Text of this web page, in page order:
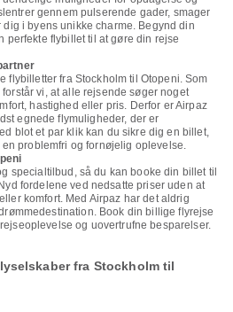
gennem pulserende gader, smager
i byens unikke charme. Begynd din
perfekte flybillet til at gøre din rejse
flybilletter fra Stockholm til Otopeni. Som
vi, at alle rejsende søger noget
hastighed eller pris. Derfor er Airpaz
egnede flymuligheder, der er
blot et par klik kan du sikre dig en billet,
problemfri og fornøjelig oplevelse.
specialtilbud, så du kan booke din billet til
fordelene ved nedsatte priser uden at
komfort. Med Airpaz har det aldrig
Book din billige flyrejse
og uovertrufne besparelser.
fra Stockholm til